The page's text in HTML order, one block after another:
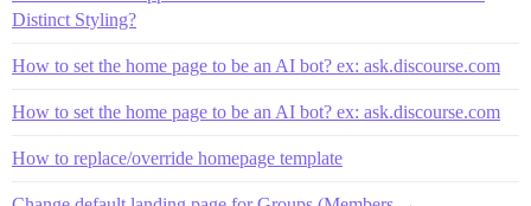
Distinct Styling?
How to set the home page to be an AI bot? ex: ask.discourse.com
How to set the home page to be an AI bot? ex: ask.discourse.com
How to replace/override homepage template